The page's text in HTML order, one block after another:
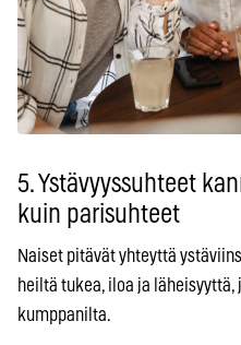
5. Ystävyyssuhteet
kuin parisuhteet
Naiset pitävät yhteyttä
heiltä tukea, iloa ja
kumppanilta.